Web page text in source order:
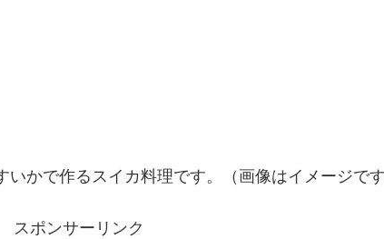
かで作るスイカ料理です。（画像はイメージです
スポンサーリンク